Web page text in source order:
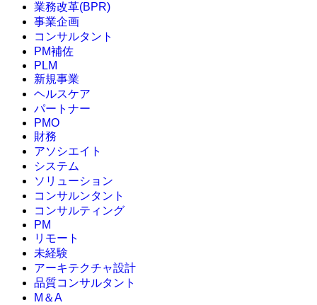
業務改革(BPR)
事業企画
コンサルタント
PM補佐
PLM
新規事業
ヘルスケア
パートナー
PMO
財務
アソシエイト
システム
ソリューション
コンサルンタント
コンサルティング
PM
リモート
未経験
アーキテクチャ設計
品質コンサルタント
M＆A